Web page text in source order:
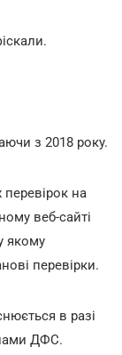
з 2018 року.
на
веб-сайті
якому
перевірки.
в разі
ДФС.